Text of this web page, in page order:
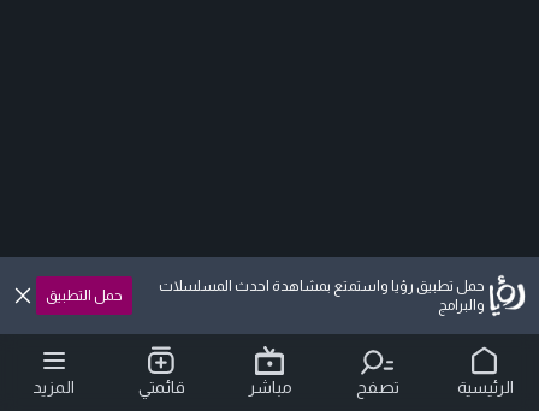
حمل تطبيق رؤيا واستمتع بمشاهدة احدث المسلسلات
والبرامج
حمل التطبيق
الرئيسية تصفح مباشر قائمتي المزيد